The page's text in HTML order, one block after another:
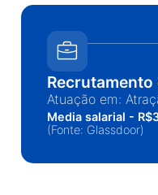
Recrutamento
Atuação em:
Media salarial -
(Fonte: Glassdoor)